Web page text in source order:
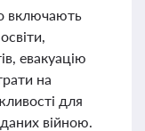
включають
евакуацію
на
для
війною.